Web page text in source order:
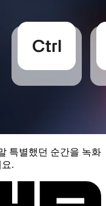
특별했던 순간을 녹화
.